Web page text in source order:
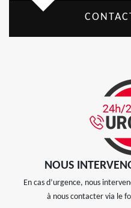
NOUS
En cas d’urgence, nous
à nous contacter via le